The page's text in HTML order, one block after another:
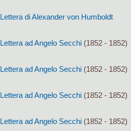
Lettera di Alexander von Humboldt
Lettera ad Angelo Secchi (1852 - 1852)
Lettera ad Angelo Secchi (1852 - 1852)
Lettera ad Angelo Secchi (1852 - 1852)
Lettera ad Angelo Secchi (1852 - 1852)